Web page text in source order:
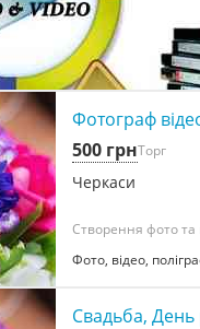
Фотограф
500 грнТорг
Черкаси
Створення фото та
Фото, відео,
Свадьба,